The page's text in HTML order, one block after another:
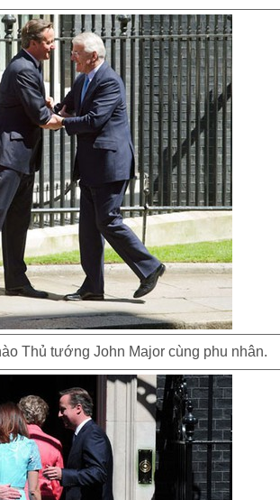
Thủ tướng John Major cùng phu nhân.